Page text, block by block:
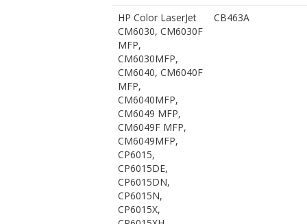
HP Color LaserJet
CM6030, CM6030F
MFP,
CM6030MFP,
CM6040, CM6040F
MFP,
CM6040MFP,
CM6049 MFP,
CM6049F MFP,
CM6049MFP,
CP6015,
CP6015DE,
CP6015DN,
CP6015N,
CP6015X,
CB463A